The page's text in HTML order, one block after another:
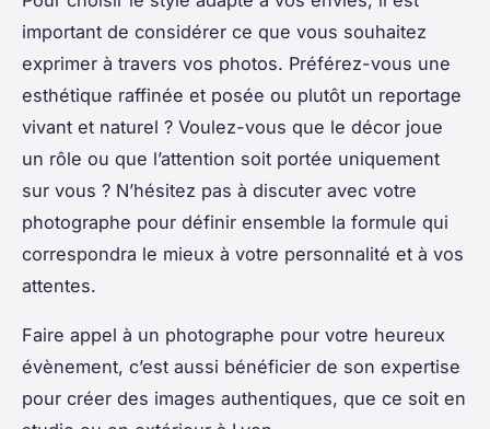
important de considérer ce que vous souhaitez
exprimer à travers vos photos. Préférez-vous une
esthétique raffinée et posée ou plutôt un reportage
vivant et naturel ? Voulez-vous que le décor joue
un rôle ou que l’attention soit portée uniquement
sur vous ? N’hésitez pas à discuter avec votre
photographe pour définir ensemble la formule qui
correspondra le mieux à votre personnalité et à vos
attentes.
Faire appel à un photographe pour votre heureux
évènement, c’est aussi bénéficier de son expertise
pour créer des images authentiques, que ce soit en